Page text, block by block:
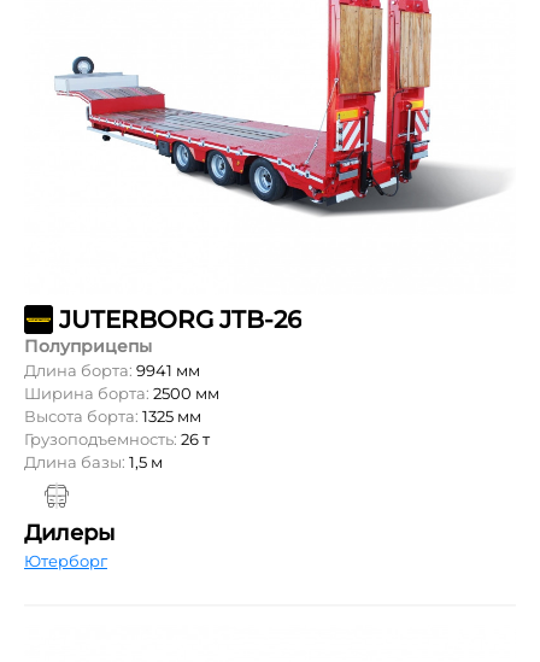
JUTERBORG JTB-26
Полуприцепы
Длина борта: 9941 мм
Ширина борта: 2500 мм
Высота борта: 1325 мм
Грузоподъемность: 26 т
Длина базы: 1,5 м
Дилеры
Ютерборг